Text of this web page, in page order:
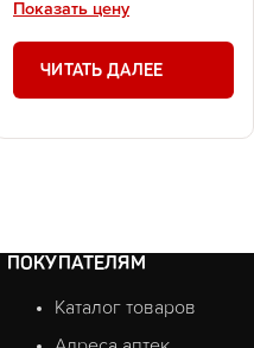
Показать цену
ЧИТАТЬ ДАЛЕЕ
ПОКУПАТЕЛЯМ
Каталог товаров